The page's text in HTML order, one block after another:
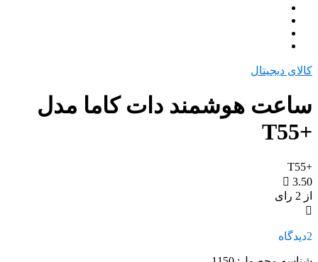
کالای دیجیتال
ساعت هوشمند دات کاما مدل
+T55
+T55
3.50
از 2 رای
2دیدگاه